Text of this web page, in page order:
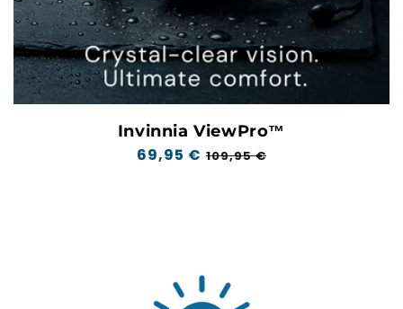
Invinnia ViewPro™
Prix
69,95 € Prix
109,95 €